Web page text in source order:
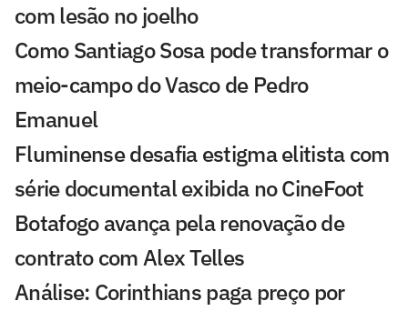
com lesão no joelho
Como Santiago Sosa pode transformar o
meio-campo do Vasco de Pedro
Emanuel
Fluminense desafia estigma elitista com
série documental exibida no CineFoot
Botafogo avança pela renovação de
contrato com Alex Telles
Análise: Corinthians paga preço por